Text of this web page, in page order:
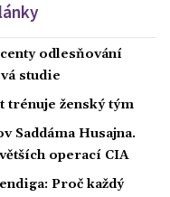
odlesňování
studie
trénuje ženský tým
Saddáma Husajna.
operací CIA
Proč každý